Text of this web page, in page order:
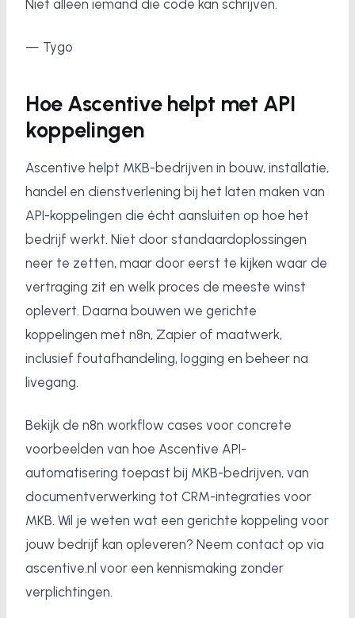
Niet alleen iemand die code kan schrijven.
— Tygo
Hoe Ascentive helpt met API
koppelingen
Ascentive helpt MKB-bedrijven in bouw, installatie,
handel en dienstverlening bij het laten maken van
API-koppelingen die écht aansluiten op hoe het
bedrijf werkt. Niet door standaardoplossingen
neer te zetten, maar door eerst te kijken waar de
vertraging zit en welk proces de meeste winst
oplevert. Daarna bouwen we gerichte
koppelingen met n8n, Zapier of maatwerk,
inclusief foutafhandeling, logging en beheer na
livegang.
Bekijk de n8n workflow cases voor concrete
voorbeelden van hoe Ascentive API-
automatisering toepast bij MKB-bedrijven, van
documentverwerking tot CRM-integraties voor
MKB. Wil je weten wat een gerichte koppeling voor
jouw bedrijf kan opleveren? Neem contact op via
ascentive.nl voor een kennismaking zonder
verplichtingen.